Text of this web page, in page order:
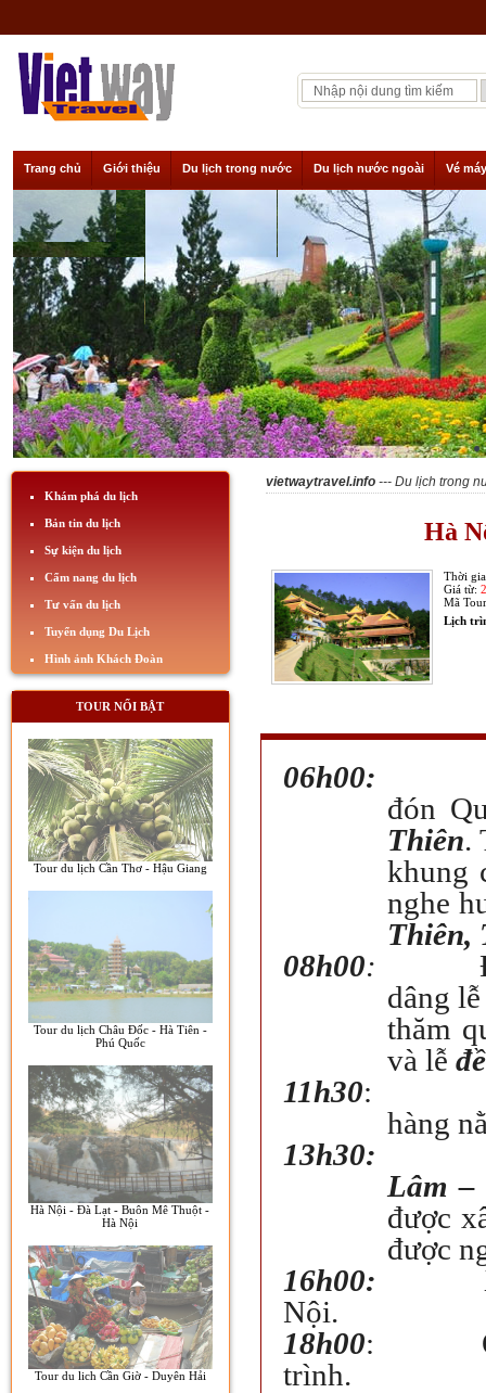
Trang chủ Giới thiệu Du lịch trong nước Du lịch nước ngoài Vé
Khám phá du lịch
Bản tin du lịch
Sự kiện du lịch
Cẩm nang du lịch
Tư vấn du lịch
Tuyển dụng Du Lịch
Hình ảnh Khách Đoàn
TOUR NỔI BẬT
Tour du lịch Cần Thơ - Hậu Giang
Tour du lịch Châu Đốc - Hà Tiên -
Phú Quốc
Hà Nội - Đà Lạt - Buôn Mê Thuột -
Hà Nội
Tour du lich Cần Giờ - Duyên Hải
vietwaytravel.info --- Du lịch trong
Hà
Thời
Giá từ:
Mã
Lịch
06h00:
đón
Thiên.
khung
nghe
Thiên,
08h00:
dâng
thăm
và lễ
11h30:
hàng
13h30:
Lâm –
được
được
16h00:
Nội.
18h00:
trình.